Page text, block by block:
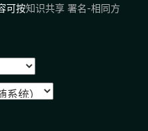
可按知识共享 署名-相同方